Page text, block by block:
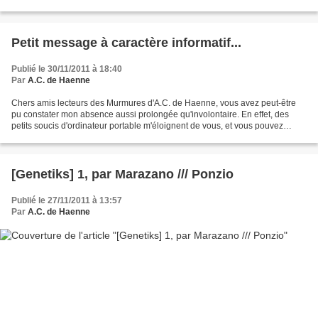
Petit message à caractère informatif...
Publié le 30/11/2011 à 18:40
Par A.C. de Haenne
Chers amis lecteurs des Murmures d'A.C. de Haenne, vous avez peut-être
pu constater mon absence aussi prolongée qu'involontaire. En effet, des
petits soucis d'ordinateur portable m'éloignent de vous, et vous pouvez
[Genetiks] 1, par Marazano /// Ponzio
Publié le 27/11/2011 à 13:57
Par A.C. de Haenne